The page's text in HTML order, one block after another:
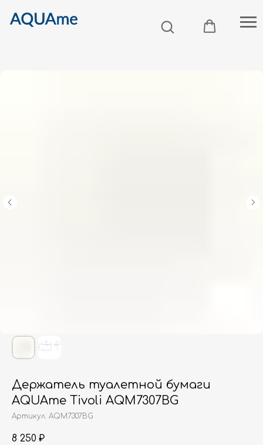
Держатель туалетной бумаги
AQUAme Tivoli AQM7307BG
Артикул: AQM7307BG
8 250 ₽